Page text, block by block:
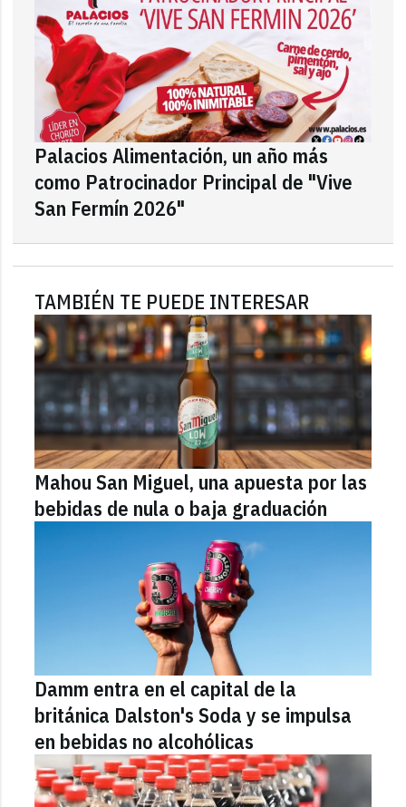
Palacios Alimentación, un año más
como Patrocinador Principal de "Vive
San Fermín 2026"
TAMBIÉN TE PUEDE INTERESAR
Mahou San Miguel, una apuesta por las
bebidas de nula o baja graduación
Damm entra en el capital de la
británica Dalston's Soda y se impulsa
en bebidas no alcohólicas